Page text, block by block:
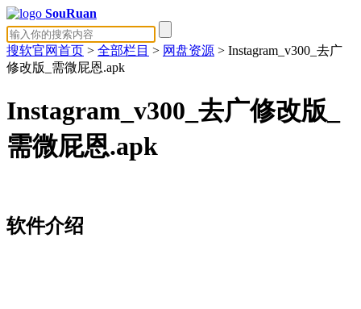
SouRuan
搜软官网首页 > 全部栏目 > 网盘资源 > Instagram_v300_去广
修改版_需微屁恩.apk
Instagram_v300_去广修改版_
需微屁恩.apk
软件介绍